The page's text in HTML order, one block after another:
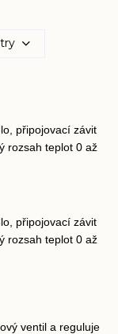
připojovací závit
rozsah teplot 0 až
připojovací závit
rozsah teplot 0 až
ventil a reguluje